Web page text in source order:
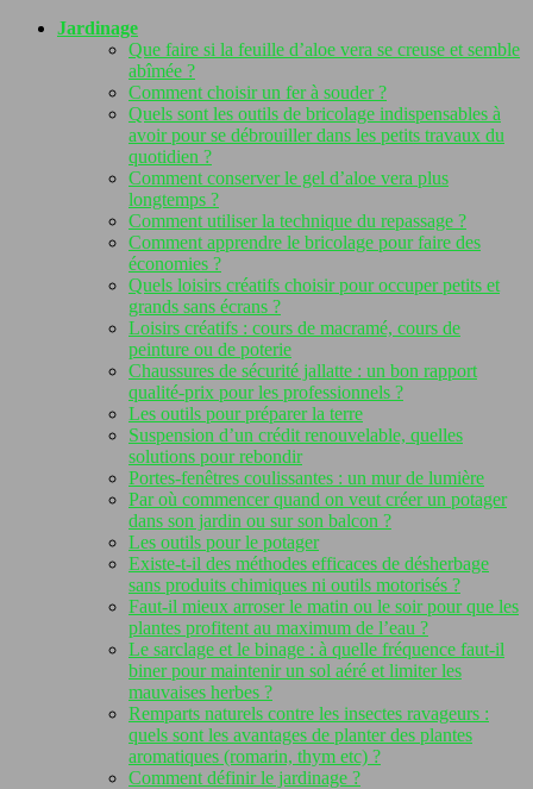
Jardinage
Que faire si la feuille d’aloe vera se creuse et semble
abîmée ?
Comment choisir un fer à souder ?
Quels sont les outils de bricolage indispensables à
avoir pour se débrouiller dans les petits travaux du
quotidien ?
Comment conserver le gel d’aloe vera plus
longtemps ?
Comment utiliser la technique du repassage ?
Comment apprendre le bricolage pour faire des
économies ?
Quels loisirs créatifs choisir pour occuper petits et
grands sans écrans ?
Loisirs créatifs : cours de macramé, cours de
peinture ou de poterie
Chaussures de sécurité jallatte : un bon rapport
qualité-prix pour les professionnels ?
Les outils pour préparer la terre
Suspension d’un crédit renouvelable, quelles
solutions pour rebondir
Portes-fenêtres coulissantes : un mur de lumière
Par où commencer quand on veut créer un potager
dans son jardin ou sur son balcon ?
Les outils pour le potager
Existe-t-il des méthodes efficaces de désherbage
sans produits chimiques ni outils motorisés ?
Faut-il mieux arroser le matin ou le soir pour que les
plantes profitent au maximum de l’eau ?
Le sarclage et le binage : à quelle fréquence faut-il
biner pour maintenir un sol aéré et limiter les
mauvaises herbes ?
Remparts naturels contre les insectes ravageurs :
quels sont les avantages de planter des plantes
aromatiques (romarin, thym etc) ?
Comment définir le jardinage ?